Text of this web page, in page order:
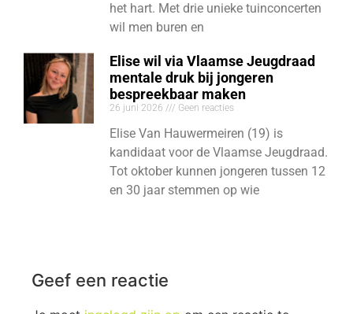
het hart. Met drie unieke tuinconcerten
wil men buren en
Elise wil via Vlaamse Jeugdraad
mentale druk bij jongeren
bespreekbaar maken
26 juni 2026 Geen reacties
Elise Van Hauwermeiren (19) is
kandidaat voor de Vlaamse Jeugdraad.
Tot oktober kunnen jongeren tussen 12
en 30 jaar stemmen op wie
Geef een reactie